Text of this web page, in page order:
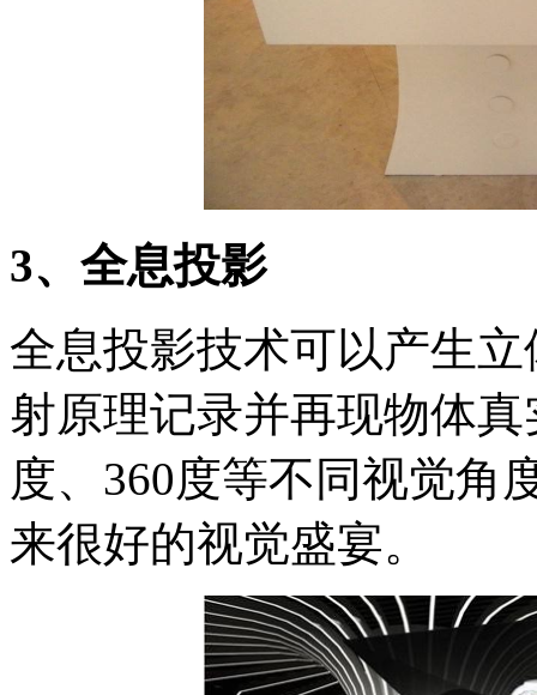
3、全息投影
全息投影技术可以产生
射原理记录并再现物体
度、360度等不同视觉角
来很好的视觉盛宴。